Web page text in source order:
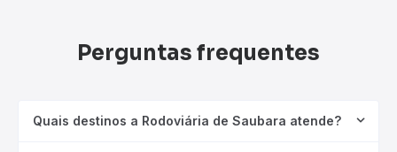
Perguntas frequentes
Quais destinos a Rodoviária de Saubara atende?